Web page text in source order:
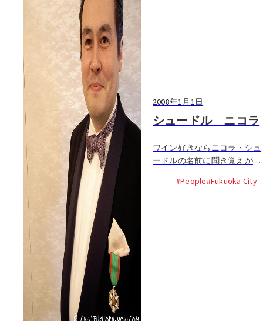
2008年1月1日
シュードル ニコラ
ワイン好きならニコラ・シュ
ードルの名前に聞き覚えがあ
各地のシャトーで彼が直接買
#People#Fukuoka City